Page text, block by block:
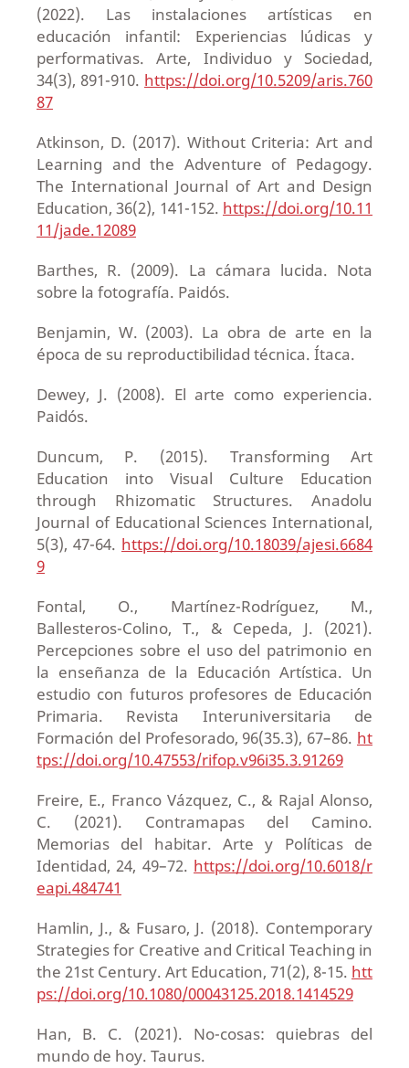
(2022). Las instalaciones artísticas en
educación infantil: Experiencias lúdicas y
performativas. Arte, Individuo y Sociedad,
34(3), 891-910. https://doi.org/10.5209/aris.760
87
Atkinson, D. (2017). Without Criteria: Art and
Learning and the Adventure of Pedagogy.
The International Journal of Art and Design
Education, 36(2), 141-152. https://doi.org/10.11
11/jade.12089
Barthes, R. (2009). La cámara lucida. Nota
sobre la fotografía. Paidós.
Benjamin, W. (2003). La obra de arte en la
época de su reproductibilidad técnica. Ítaca.
Dewey, J. (2008). El arte como experiencia.
Paidós.
Duncum, P. (2015). Transforming Art
Education into Visual Culture Education
through Rhizomatic Structures. Anadolu
Journal of Educational Sciences International,
5(3), 47-64. https://doi.org/10.18039/ajesi.6684
9
Fontal, O., Martínez-Rodríguez, M.,
Ballesteros-Colino, T., & Cepeda, J. (2021).
Percepciones sobre el uso del patrimonio en
la enseñanza de la Educación Artística. Un
estudio con futuros profesores de Educación
Primaria. Revista Interuniversitaria de
Formación del Profesorado, 96(35.3), 67–86. ht
tps://doi.org/10.47553/rifop.v96i35.3.91269
Freire, E., Franco Vázquez, C., & Rajal Alonso,
C. (2021). Contramapas del Camino.
Memorias del habitar. Arte y Políticas de
Identidad, 24, 49–72. https://doi.org/10.6018/r
eapi.484741
Hamlin, J., & Fusaro, J. (2018). Contemporary
Strategies for Creative and Critical Teaching in
the 21st Century. Art Education, 71(2), 8-15. htt
ps://doi.org/10.1080/00043125.2018.1414529
Han, B. C. (2021). No-cosas: quiebras del
mundo de hoy. Taurus.